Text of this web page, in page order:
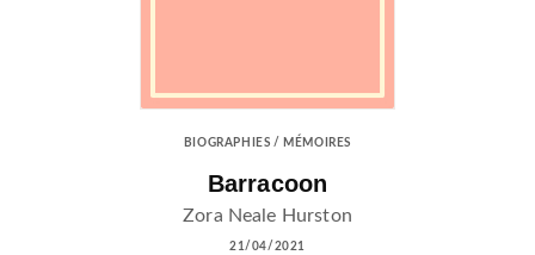
BIOGRAPHIES / MÉMOIRES
Barracoon
Zora Neale Hurston
21/04/2021